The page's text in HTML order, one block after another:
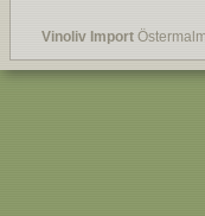
Vinoliv Import